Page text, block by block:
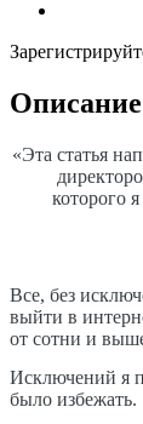
«Эта статья
которого
Все, без
выйти в
от сотни и
Исключений я
было избежать.